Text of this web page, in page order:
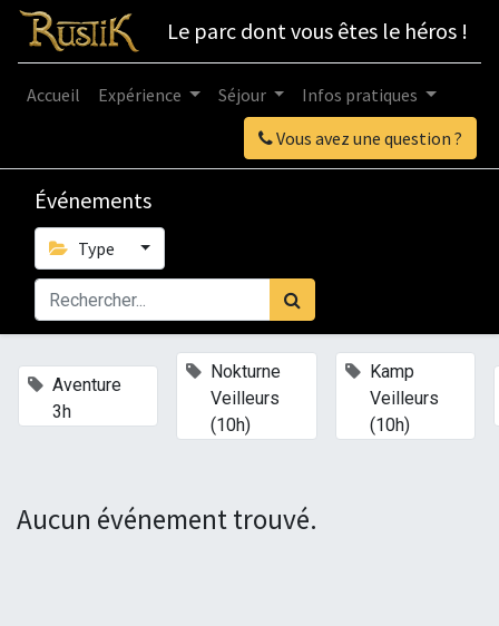
Le parc dont vous êtes le héros !
Vous avez une question ?
Accueil Expérience Séjour Infos pratiques
Événements
Type
Aventure
3h
Nokturne
Veilleurs
(10h)
Kamp
Veilleurs
(10h)
Aucun événement trouvé.